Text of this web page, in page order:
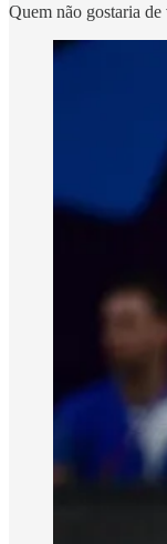
Quem não gostaria de